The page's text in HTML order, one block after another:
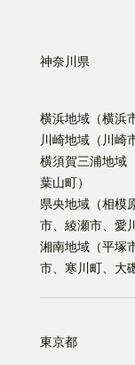
神奈川県
横浜地域（横浜
川崎地域（川崎
横須賀三浦地域
葉山町）
県央地域（相模
市、綾瀬市、愛
湘南地域（平塚
市、寒川町、大
東京都